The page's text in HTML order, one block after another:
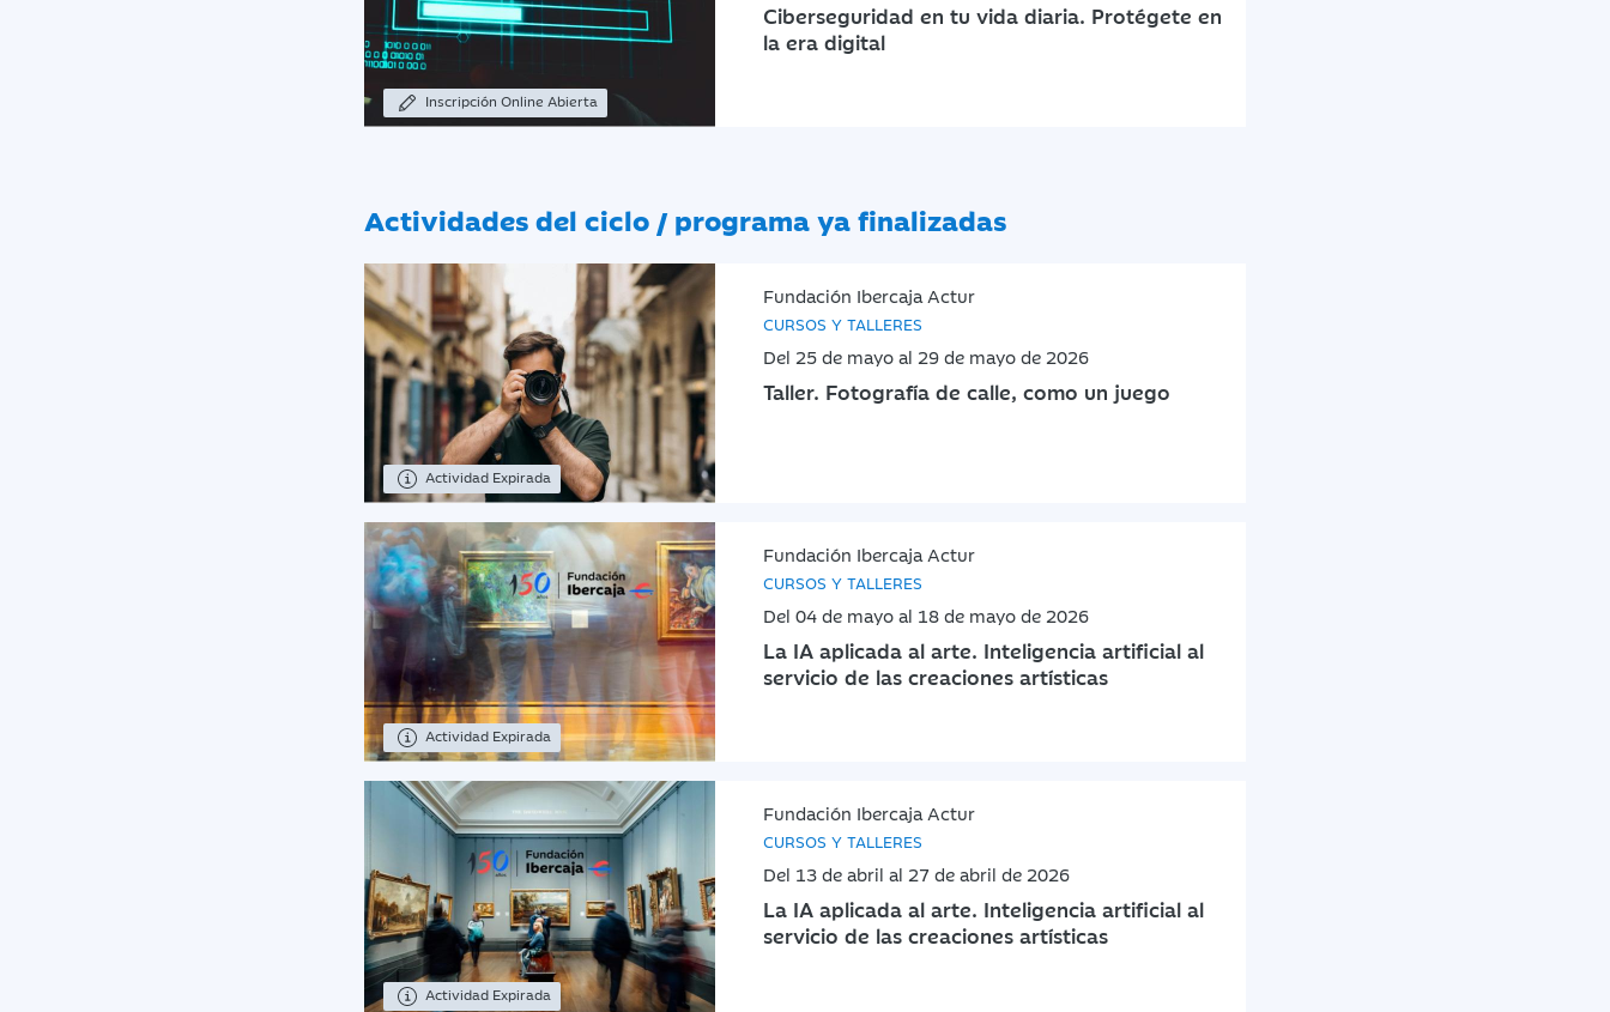
Inscripción Online Abierta
Ciberseguridad en tu vida diaria. Protégete en
la era digital
Actividades del ciclo / programa ya finalizadas
Actividad Expirada
Fundación Ibercaja Actur
CURSOS Y TALLERES
Del 25 de mayo al 29 de mayo de 2026
Taller. Fotografía de calle, como un juego
Actividad Expirada
Fundación Ibercaja Actur
CURSOS Y TALLERES
Del 04 de mayo al 18 de mayo de 2026
La IA aplicada al arte. Inteligencia artificial al
servicio de las creaciones artísticas
Actividad Expirada
Fundación Ibercaja Actur
CURSOS Y TALLERES
Del 13 de abril al 27 de abril de 2026
La IA aplicada al arte. Inteligencia artificial al
servicio de las creaciones artísticas